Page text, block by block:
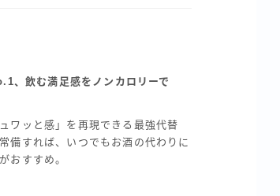
、飲む満足感をノンカロリーで
ワッと感」を再現できる最強代替
備すれば、いつでもお酒の代わりに
おすすめ。